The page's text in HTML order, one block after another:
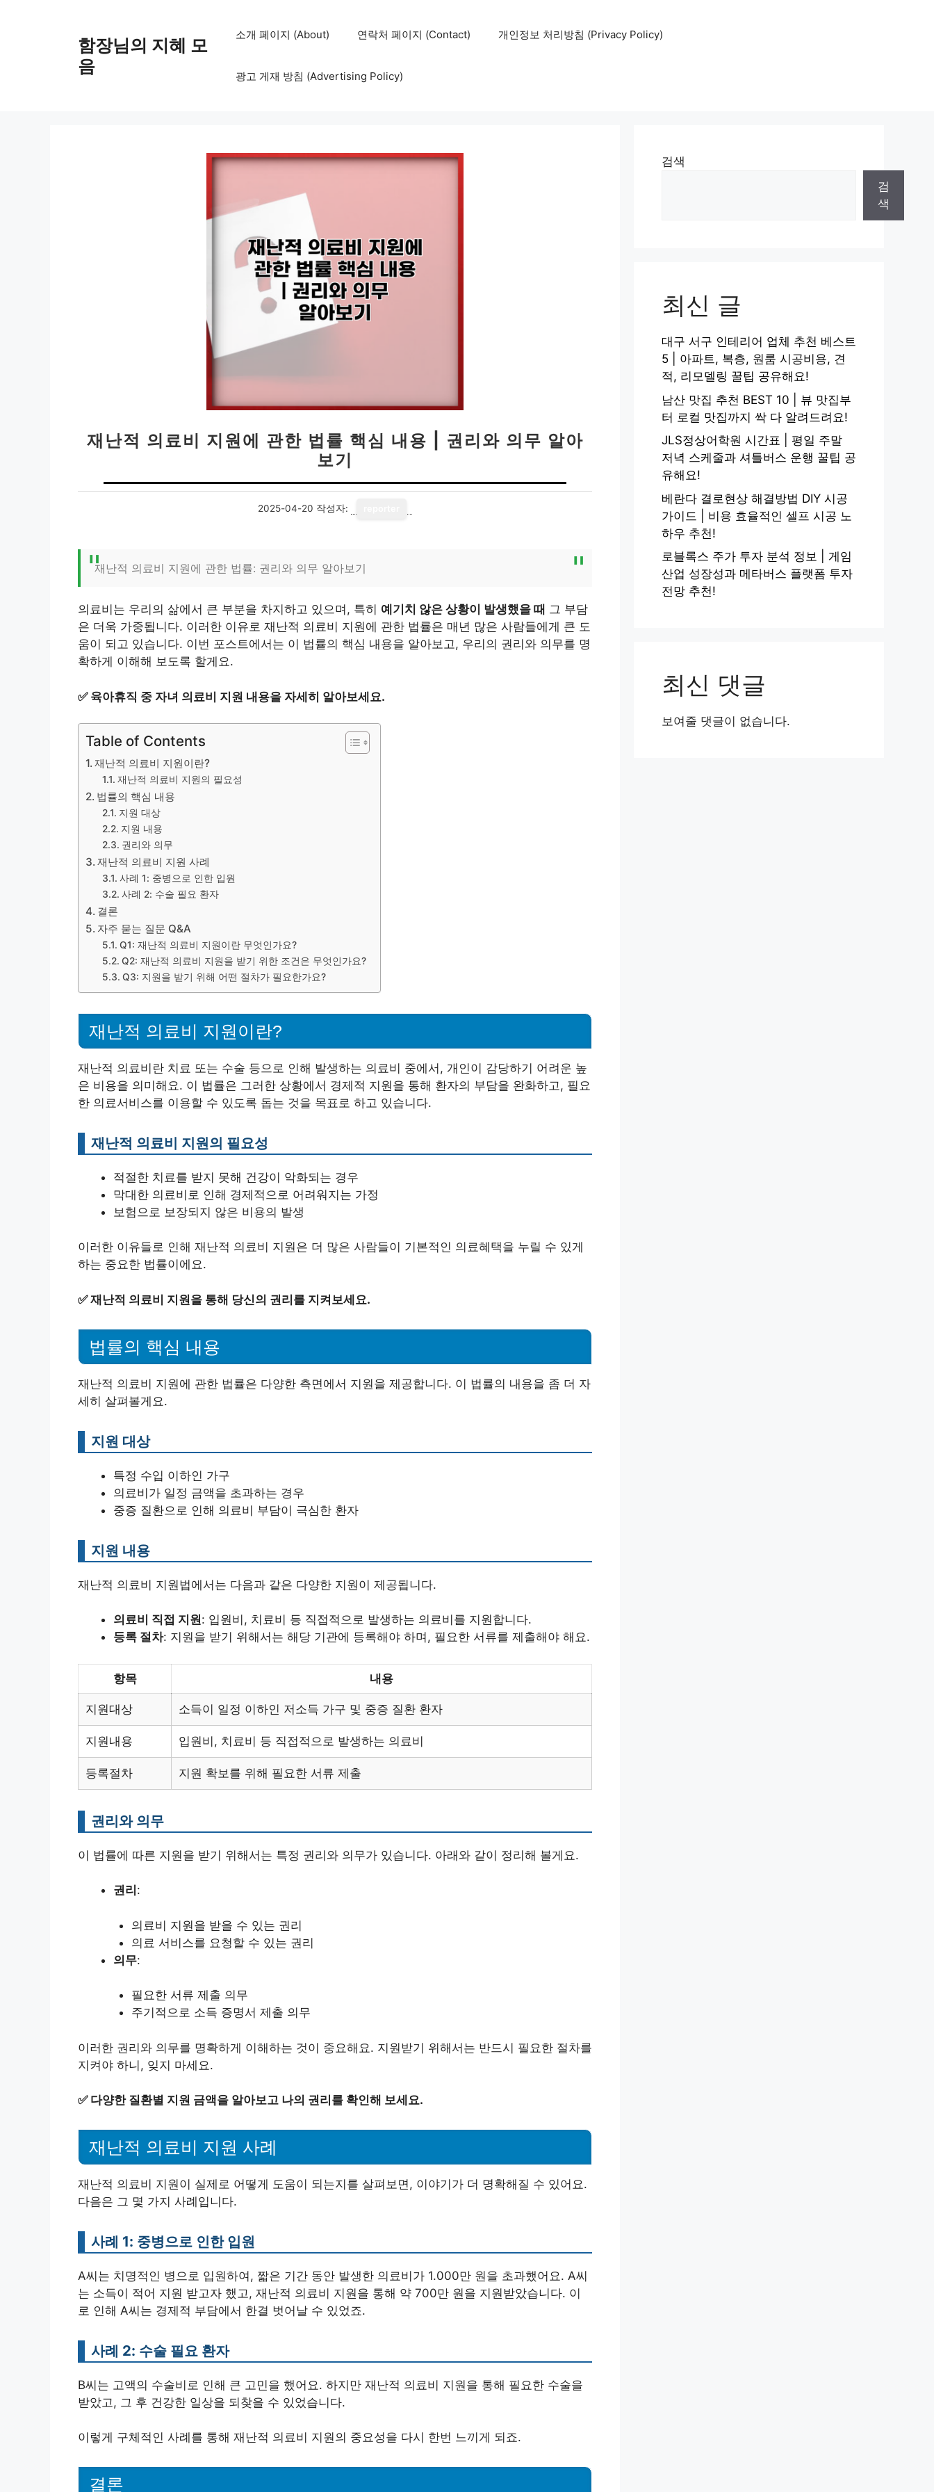
함장님의 지혜 모
음
소개 페이지 (About) 연락처 페이지 (Contact) 개인정보 처리방침 (Privacy Policy)
광고 게재 방침 (Advertising Policy)
재난적 의료비 지원에 관한 법률 핵심 내용 | 권리와 의무 알아
보기
2025-04-20 작성자:
재난적 의료비 지원에 관한 법률: 권리와 의무 알아보기
의료비는 우리의 삶에서 큰 부분을 차지하고 있으며, 특히 예기치 않은 상황이 발생했을 때 그 부담
은 더욱 가중됩니다. 이러한 이유로 재난적 의료비 지원에 관한 법률은 매년 많은 사람들에게 큰 도
움이 되고 있습니다. 이번 포스트에서는 이 법률의 핵심 내용을 알아보고, 우리의 권리와 의무를 명
확하게 이해해 보도록 할게요.
✅ 육아휴직 중 자녀 의료비 지원 내용을 자세히 알아보세요.
Table of Contents
재난적 의료비 지원이란?
재난적 의료비 지원의 필요성
법률의 핵심 내용
지원 대상
지원 내용
권리와 의무
재난적 의료비 지원 사례
사례 1: 중병으로 인한 입원
사례 2: 수술 필요 환자
결론
자주 묻는 질문 Q&A
Q1: 재난적 의료비 지원이란 무엇인가요?
Q2: 재난적 의료비 지원을 받기 위한 조건은 무엇인가요?
Q3: 지원을 받기 위해 어떤 절차가 필요한가요?
재난적 의료비 지원이란?
재난적 의료비란 치료 또는 수술 등으로 인해 발생하는 의료비 중에서, 개인이 감당하기 어려운 높
은 비용을 의미해요. 이 법률은 그러한 상황에서 경제적 지원을 통해 환자의 부담을 완화하고, 필요
한 의료서비스를 이용할 수 있도록 돕는 것을 목표로 하고 있습니다.
재난적 의료비 지원의 필요성
적절한 치료를 받지 못해 건강이 악화되는 경우
막대한 의료비로 인해 경제적으로 어려워지는 가정
보험으로 보장되지 않은 비용의 발생
이러한 이유들로 인해 재난적 의료비 지원은 더 많은 사람들이 기본적인 의료혜택을 누릴 수 있게
하는 중요한 법률이에요.
✅재난적 의료비 지원을 통해 당신의 권리를 지켜보세요.
법률의 핵심 내용
재난적 의료비 지원에 관한 법률은 다양한 측면에서 지원을 제공합니다. 이 법률의 내용을 좀 더 자
세히 살펴볼게요.
지원 대상
특정 수입 이하인 가구
의료비가 일정 금액을 초과하는 경우
중증 질환으로 인해 의료비 부담이 극심한 환자
지원 내용
재난적 의료비 지원법에서는 다음과 같은 다양한 지원이 제공됩니다.
의료비 직접 지원: 입원비, 치료비 등 직접적으로 발생하는 의료비를 지원합니다.
등록 절차: 지원을 받기 위해서는 해당 기관에 등록해야 하며, 필요한 서류를 제출해야 해요.
항목 내용
지원대상 소득이 일정 이하인 저소득 가구 및 중증 질환 환자
지원내용 입원비, 치료비 등 직접적으로 발생하는 의료비
등록절차 지원 확보를 위해 필요한 서류 제출
권리와 의무
이 법률에 따른 지원을 받기 위해서는 특정 권리와 의무가 있습니다. 아래와 같이 정리해 볼게요.
권리 :
의료비 지원을 받을 수 있는 권리
의료 서비스를 요청할 수 있는 권리
의무:
필요한 서류 제출 의무
주기적으로 소득 증명서 제출 의무
이러한 권리와 의무를 명확하게 이해하는 것이 중요해요. 지원받기 위해서는 반드시 필요한 절차를
지켜야 하니, 잊지 마세요.
✅ 다양한 질환별 지원 금액을 알아보고 나의 권리를 확인해 보세요.
재난적 의료비 지원 사례
재난적 의료비 지원이 실제로 어떻게 도움이 되는지를 살펴보면, 이야기가 더 명확해질 수 있어요.
다음은 그 몇 가지 사례입니다.
사례 1: 중병으로 인한 입원
A씨는 치명적인 병으로 입원하여, 짧은 기간 동안 발생한 의료비가 1.000만 원을 초과했어요. A씨
는 소득이 적어 지원 받고자 했고, 재난적 의료비 지원을 통해 약 700만 원을 지원받았습니다. 이
로 인해 A씨는 경제적 부담에서 한결 벗어날 수 있었죠.
사례 2: 수술 필요 환자
B씨는 고액의 수술비로 인해 큰 고민을 했어요. 하지만 재난적 의료비 지원을 통해 필요한 수술을
받았고, 그 후 건강한 일상을 되찾을 수 있었습니다.
이렇게 구체적인 사례를 통해 재난적 의료비 지원의 중요성을 다시 한번 느끼게 되죠.
결론
검색
검
색
최신 글
대구 서구 인테리어 업체 추천 베스트
5 | 아파트, 복층, 원룸 시공비용, 견
적, 리모델링 꿀팁 공유해요!
남산 맛집 추천 BEST 10 | 뷰 맛집부
터 로컬 맛집까지 싹 다 알려드려요!
JLS정상어학원 시간표 | 평일 주말
저녁 스케줄과 셔틀버스 운행 꿀팁 공
유해요!
베란다 결로현상 해결방법 DIY 시공
가이드 | 비용 효율적인 셀프 시공 노
하우 추천!
로블록스 주가 투자 분석 정보 | 게임
산업 성장성과 메타버스 플랫폼 투자
전망 추천!
최신 댓글
보여줄 댓글이 없습니다.